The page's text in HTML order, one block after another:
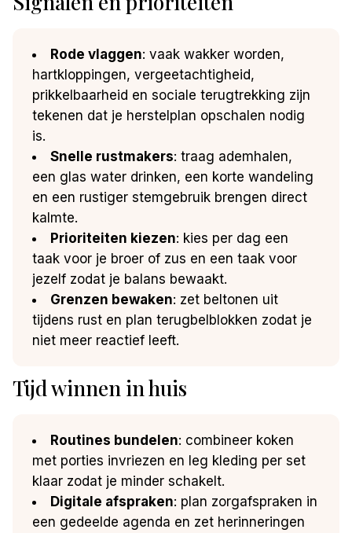
Rode vlaggen: vaak wakker worden,
hartkloppingen, vergeetachtigheid,
prikkelbaarheid en sociale terugtrekking zijn
tekenen dat je herstelplan opschalen nodig
is.
Snelle rustmakers: traag ademhalen,
een glas water drinken, een korte wandeling
en een rustiger stemgebruik brengen direct
kalmte.
Prioriteiten kiezen: kies per dag een
taak voor je broer of zus en een taak voor
jezelf zodat je balans bewaakt.
Grenzen bewaken: zet beltonen uit
tijdens rust en plan terugbelblokken zodat je
niet meer reactief leeft.
Tijd winnen in huis
Routines bundelen: combineer koken
met porties invriezen en leg kleding per set
klaar zodat je minder schakelt.
Digitale afspraken: plan zorgafspraken in
een gedeelde agenda en zet herinneringen